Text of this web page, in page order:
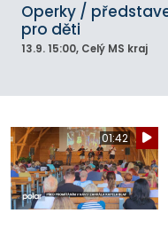
Operky /
pro děti
13.9. 15:00, Celý MS kraj
01:42